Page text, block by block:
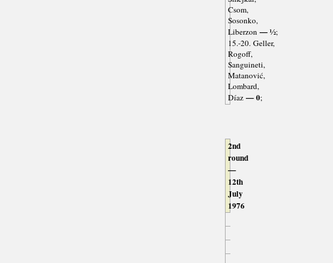
Csom,
Sosonko,
Liberzon— ½;
15.-20. Geller,
Rogoff,
Sanguineti,
Matanović,
Lombard,
Díaz— 0;
2nd
round
—
12th
July
1976